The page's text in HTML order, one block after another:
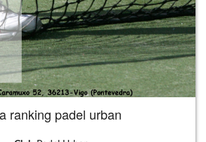
ranking padel urban